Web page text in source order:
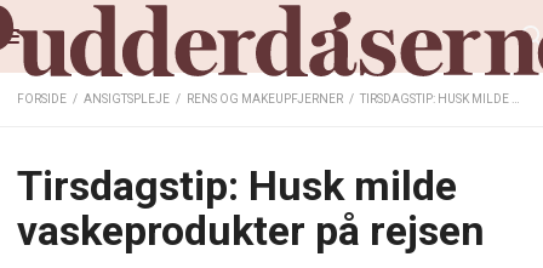
FORSIDE / ANSIGTSPLEJE / RENS OG MAKEUPFJERNER / TIRSDAGSTIP: HUSK MILDE VASKEPRODUKTER PÅ REJSEN
Tirsdagstip: Husk milde
vaskeprodukter på rejsen